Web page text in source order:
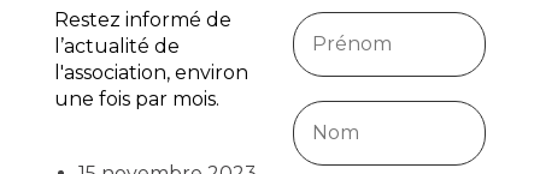
Restez informé de
l’actualité de
l'association, environ
une fois par mois.